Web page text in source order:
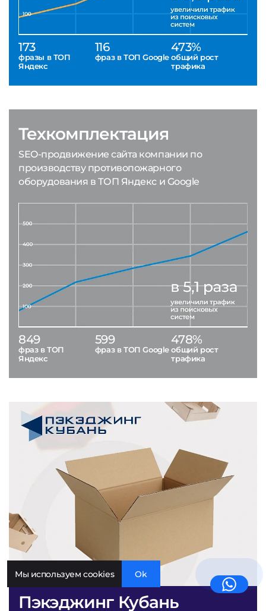
173
фразы в ТОП
Яндекс
116
фраз в ТОП Google
473%
общий рост
трафика
Пэкэджинг Кубань
Техкомплектация
SEO-продвижение сайта компании по
производству противопожарного
оборудования в ТОП Яндекс и Google
849
фраз в ТОП
Яндекс
599
фраз в ТОП Google
478%
общий рост
трафика
Мы используем cookies Ok